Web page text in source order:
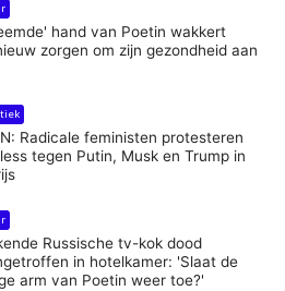
hand van Poetin wakkert
zorgen om zijn gezondheid aan
Radicale feministen protesteren
tegen Putin, Musk en Trump in
Russische tv-kok dood
in hotelkamer: 'Slaat de
arm van Poetin weer toe?'